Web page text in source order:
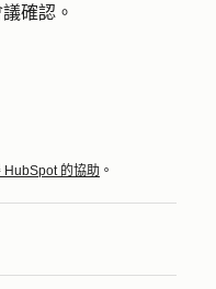
確認。
HubSpot 的協助 。